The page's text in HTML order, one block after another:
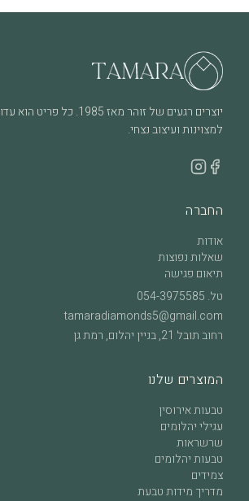
שימוש יומיומי עשוי לגרום לשחיקה טבעית לאורך
בבדיקה – אנחנו כאן.
יוצרים רגעים של זוהר מאז
למצוינות ועיצוב נצחי.
החברה
אודות
שאלות נפוצות
תיאום פגישה
טל.
tamaradiamonds5@gmail.com
רחוב תובל 21, בניין יהלום, רמת גן
המוצרים שלנו
טבעות אירוסין
עגילי יהלומים
שרשראות
טבעות יהלומים
צמידים
מדריך מידות טבעת